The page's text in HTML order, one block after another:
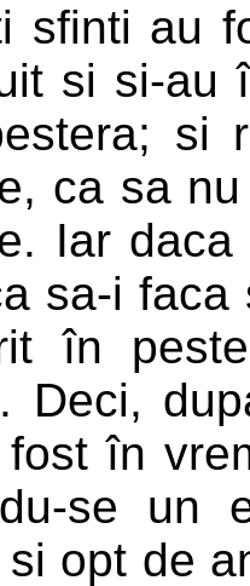
sfinti au
si si-au
si
ca sa
Iar
sa-i faca
în
Deci,
în
se un
opt de